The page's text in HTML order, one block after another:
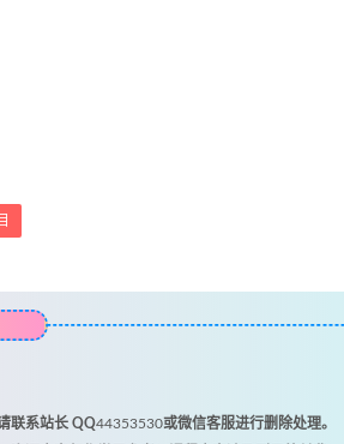
联系站长 QQ44353530或微信客服进行删除处理。